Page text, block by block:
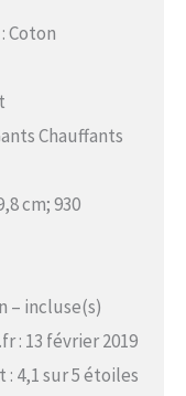
Coton
Chauffants
cm; 930
– incluse(s)
: 13 février 2019
4,1 sur 5 étoiles